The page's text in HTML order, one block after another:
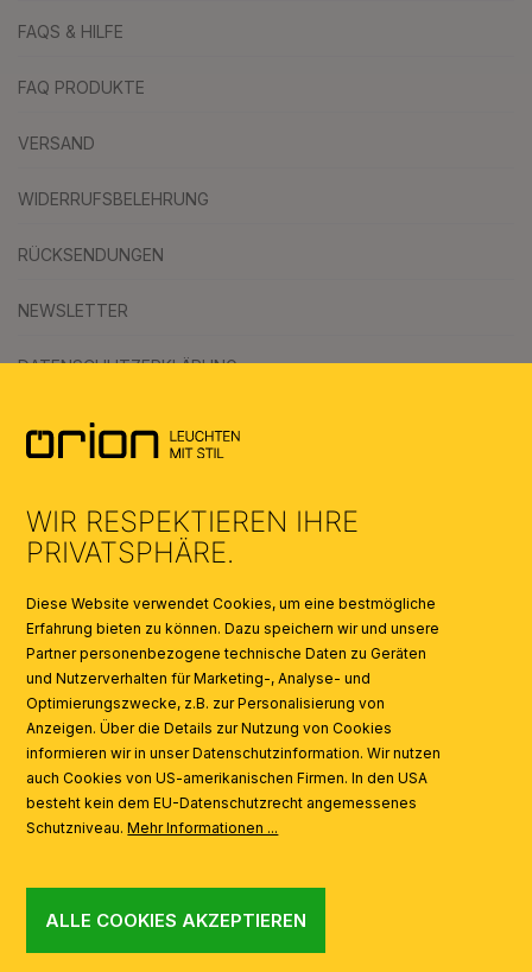
FAQS & HILFE
FAQ PRODUKTE
VERSAND
WIDERRUFSBELEHRUNG
RÜCKSENDUNGEN
NEWSLETTER
DATENSCHUTZERKLÄRUNG
KATALOGE
AI
WIR RESPEKTIEREN IHRE
PRIVATSPHÄRE.
Diese Website verwendet Cookies, um eine bestmögliche
Erfahrung bieten zu können. Dazu speichern wir und unsere
Partner personenbezogene technische Daten zu Geräten
und Nutzerverhalten für Marketing-, Analyse- und
Optimierungszwecke, z.B. zur Personalisierung von
Anzeigen. Über die Details zur Nutzung von Cookies
informieren wir in unser Datenschutzinformation. Wir nutzen
auch Cookies von US-amerikanischen Firmen. In den USA
besteht kein dem EU-Datenschutzrecht angemessenes
Schutzniveau.Mehr Informationen ...
ALLE COOKIES AKZEPTIEREN